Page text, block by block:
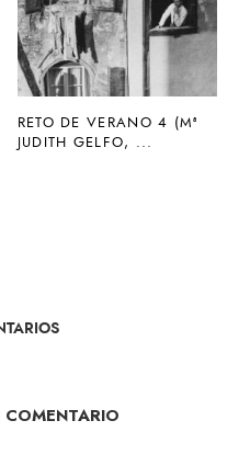
RETO DE VERANO 4 (Mª
JUDITH GELFO, ...